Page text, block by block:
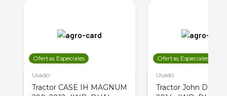
Ofertas Especiales
Usado
Tractor CASE IH MAGNUM
Ofertas Especiales
Usado
Tractor John Deere